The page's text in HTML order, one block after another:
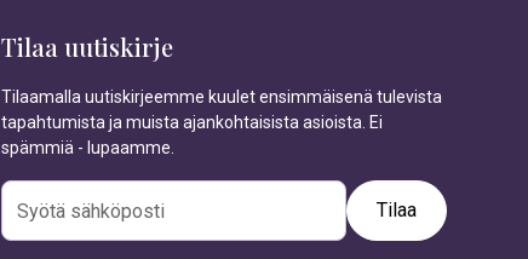
Tilaa uutiskirje
Tilaamalla uutiskirjeemme kuulet ensimmäisenä tulevista
tapahtumista ja muista ajankohtaisista asioista. Ei
spämmiä - lupaamme.